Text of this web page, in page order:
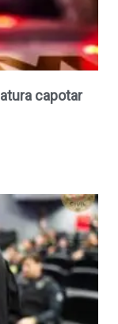
capotar